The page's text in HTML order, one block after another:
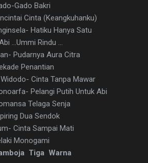
Gado Bakri
Cinta (Keangkuhanku)
Hatiku Hanya Satu
...Ummi Rindu ...
Pudarnya Aura Citra
Penantian
Cinta Tanpa Mawar
Pelangi Putih Untuk Abi
Telaga Senja
Dua Sendok
Cinta Sampai Mati
Monogami
Tiga Warna